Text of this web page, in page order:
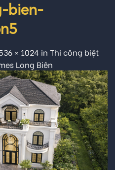
bien-
× 1024 in Thi công biệt
Long Biên